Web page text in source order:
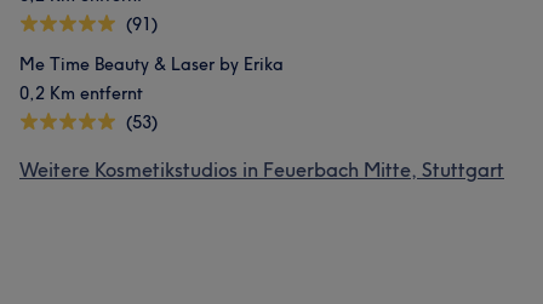
(91)
Me Time Beauty & Laser by Erika
0,2 Km entfernt
(53)
Weitere Kosmetikstudios in Feuerbach Mitte, Stuttgart